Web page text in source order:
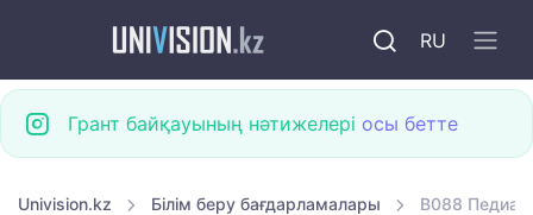
RU
Грант байқауының нәтижелері осы бетте
Univision.kz Білім беру бағдарламалары B088